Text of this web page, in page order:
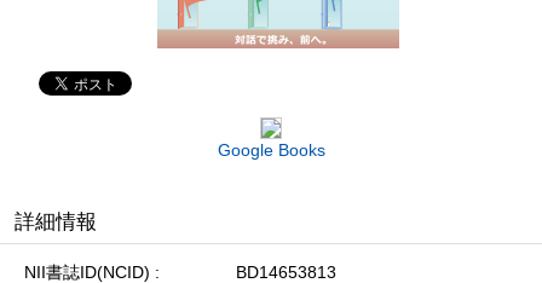
Google Books
詳細情報
NII書誌ID(NCID)
BD14653813